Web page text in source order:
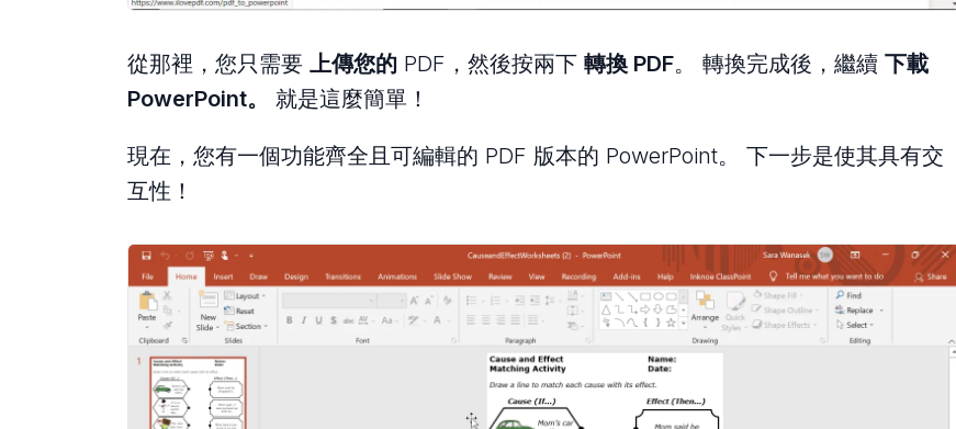
從那裡，您只需要 上傳您的 PDF，然後按兩下 轉換 PDF。 轉換完成後，繼續 下載
PowerPoint。
就是這麼簡單！
現在，您有一個功能齊全且可編輯的 PDF 版本的 PowerPoint。 下一步是使其具有交
互性！